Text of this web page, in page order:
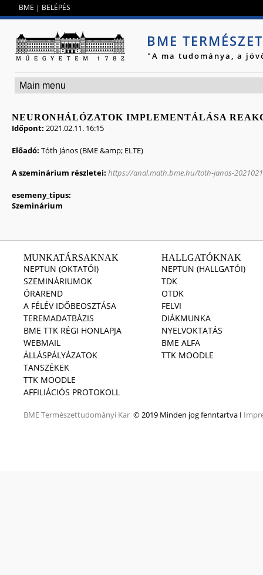
BME | BELÉPÉS
BME
"A ma tudománya, a
NEURONHÁLÓZATOK IMPLEMENTÁLÁSA
Időpont: 2021.02.11. 16:15
Előadó: Tóth János (BME &amp; ELTE)
A szeminárium részletei: https://anal.math.bme.hu/toth-janos-
esemeny_tipus:
Szeminárium
MUNKATÁRSAKNAK
NEPTUN (OKTATÓI)
SZEMINÁRIUMOK
ÓRAREND
A FÉLÉV IDŐBEOSZTÁSA
TEREMADATBÁZIS
BME TTK RÉGI HONLAPJA
WEBMAIL
ÁLLÁSPÁLYÁZATOK
TANSZÉKEK
TTK MOODLE
AFFILIÁCIÓS PROTOKOLL
BMETermészettudományi Kar © 2019 Minden jog fenntartva I
HALLGATÓKNAK
NEPTUN (HALLGATÓI)
TDK
OTDK
FELVI
DIÁKMUNKA
NYELVOKTATÁS
BME ALFA
TTK MOODLE